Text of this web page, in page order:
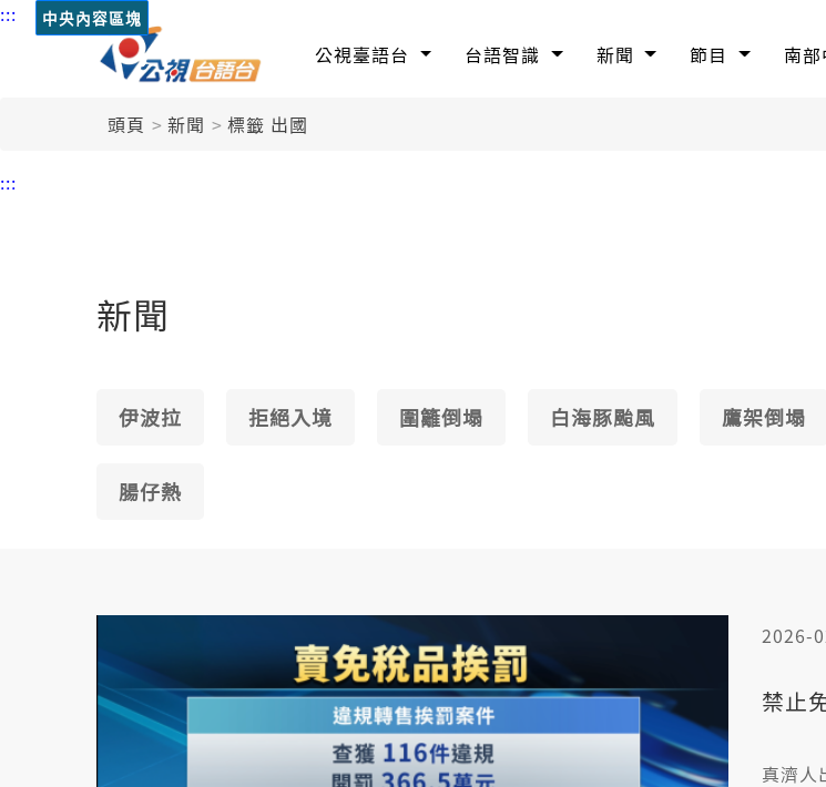
::: 中央內容區塊
公視臺語台 台語智識 新聞 節目 南
頭頁 新聞 標籤 出國
:::
新聞
伊波拉 拒絕入境 圍籬倒塌 白海豚颱風 鷹架倒塌
腸仔熱
2026-
禁止
真濟人